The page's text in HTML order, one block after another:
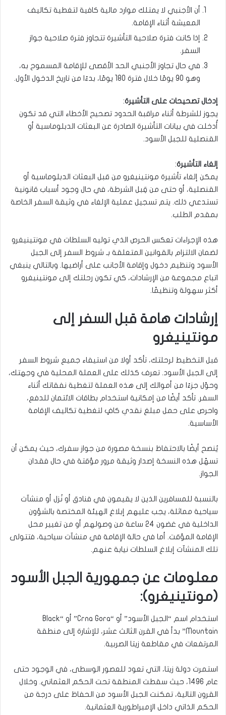
أن الأجنبي لا يمتلك موارد مالية كافية لتغطية تكاليف
المعيشة أثناء الإقامة.
إذا كانت فترة صلاحية التأشيرة تتجاوز فترة صلاحية جواز
السفر.
في حال تجاوز الأجنبي الحد الأقصى للإقامة المسموح به،
وهو 90 يومًا خلال فترة 180 يومًا، بدءًا من تاريخ الدخول الأول.
إدخال تصحيحات على التأشيرة:
يجوز للشرطة أثناء مراقبة الحدود تصحيح الأخطاء التي قد تكون
أُدخلت في بيانات التأشيرة الصادرة عن البعثات الدبلوماسية أو
القنصلية للجبل الأسود.
إلغاء التأشيرة:
يمكن إلغاء تأشيرة مونتينيغرو من قبل البعثات الدبلوماسية أو
القنصلية، أو حتى من قِبل الشرطة، في حال وجود أسباب قانونية
تستدعي ذلك. يتم تسجيل عملية الإلغاء في وثيقة السفر الخاصة
بمقدم الطلب.
هذه الإجراءات تعكس الحرص الذي توليه السلطات في مونتينيغرو
لضمان الالتزام بالقوانين المتعلقة بـ شروط السفر إلى الجبل
الأسود وتنظيم دخول وإقامة الأجانب على أراضيها. وبالتالي ينبغي
اتباع مجموعة من الإرشادات، كي تكون رحلتك إلى مونتينيغرو
أكثر سهولة وتنظيمًا.
إرشادات هامة قبل السفر إلى
مونتينيغرو
قبل التخطيط لرحلتك، تأكد أولا من استيفاء جميع شروط السفر
إلى الجبل الأسود. تعرف كذلك على العملة المحلية في وجهتك،
وحوّل جزءًا من أموالك إلى هذه العملة لتغطية نفقاتك أثناء
السفر. تأكد أيضًا من إمكانية استخدام بطاقات الائتمان للدفع،
واحرص على حمل مبلغ نقدي كافٍ لتغطية تكاليف الإقامة
الأساسية.
يُنصح أيضًا بالاحتفاظ بنسخة مصورة من جواز سفرك، حيث يمكن أن
تسهّل هذه النسخة إصدار وثيقة مرور مؤقتة في حال فقدان
الجواز.
بالنسبة للمسافرين الذين لا يقيمون في فنادق أو نُزل أو منشآت
سياحية مماثلة، يجب عليهم إبلاغ الهيئة المختصة بالشؤون
الداخلية في غضون 24 ساعة من وصولهم أو من تغيير محل
الإقامة المؤقت. أما في حالة الإقامة في منشآت سياحية، فتتولى
تلك المنشآت إبلاغ السلطات نيابة عنهم.
معلومات عن جمهورية الجبل الأسود
(مونتينيغرو):
استخدام اسم “الجبل الأسود” أو “Crna Gora” أو “Black
Mountain” بدأ في القرن الثالث عشر، للإشارة إلى منطقة
المرتفعات في مقاطعة زيتا الصربية.
استمرت دولة زيتا، التي تعود للعصور الوسطى، في الوجود حتى
عام 1496، حيث سقطت المنطقة تحت الحكم العثماني. وخلال
القرون التالية، تمكنت الجبل الأسود من الحفاظ على درجة من
الحكم الذاتي داخل الإمبراطورية العثمانية.